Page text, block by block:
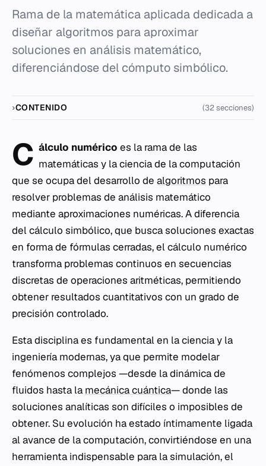
Rama de la matemática aplicada dedicada a
diseñar algoritmos para aproximar
soluciones en análisis matemático,
diferenciándose del cómputo simbólico.
CONTENIDO (32 secciones)
C álculo numérico es la rama de las
matemáticas y la ciencia de la computación
que se ocupa del desarrollo de algoritmos para
resolver problemas de análisis matemático
mediante aproximaciones numéricas. A diferencia
del cálculo simbólico, que busca soluciones exactas
en forma de fórmulas cerradas, el cálculo numérico
transforma problemas continuos en secuencias
discretas de operaciones aritméticas, permitiendo
obtener resultados cuantitativos con un grado de
precisión controlado.
Esta disciplina es fundamental en la ciencia y la
ingeniería modernas, ya que permite modelar
fenómenos complejos —desde la dinámica de
fluidos hasta la mecánica cuántica— donde las
soluciones analíticas son difíciles o imposibles de
obtener. Su evolución ha estado íntimamente ligada
al avance de la computación, convirtiéndose en una
herramienta indispensable para la simulación, el